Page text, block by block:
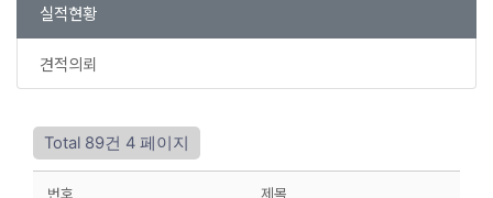
실적현황
견적의뢰
Total 89건 4 페이지
번호 제목